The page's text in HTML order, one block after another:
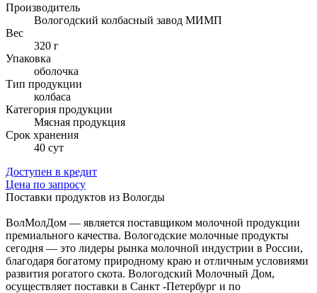
Производитель
Вологодский колбасный завод МИМП
Вес
320 г
Упаковка
оболочка
Тип продукции
колбаса
Категория продукции
Мясная продукция
Cрок хранения
40 сут
Доступен в кредит
Цена по запросу
Поставки продуктов из Вологды
ВолМолДом — является поставщиком молочной продукции
премиального качества. Вологодские молочные продукты
сегодня — это лидеры рынка молочной индустрии в России,
благодаря богатому природному краю и отличным условиями
развития рогатого скота. Вологодский Молочный Дом,
осуществляет поставки в Санкт -Петербург и по